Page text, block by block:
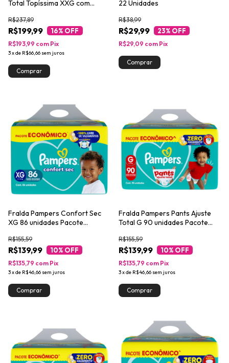
Total Topíssima XXG com
R$199,99
R$237,89
16% OFF
3xde R$66,66 sem juros
R$193,99 com Pix
22 Unidades
R$29,99
R$38,99
23% OFF
R$29,09 com Pix
Fralda Pampers Confort Sec
XG 86 unidades Pacote
R$139,99
R$155,59
10% OFF
3xde R$46,66 sem juros
R$135,79 com Pix
Fralda Pampers Pants Ajuste
Total G 90 unidades Pacote
R$139,99
R$155,59
10% OFF
3xde R$46,66 sem juros
R$135,79 com Pix